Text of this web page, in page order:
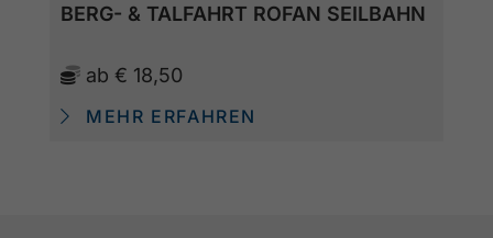
BERG- & TALFAHRT ROFAN SEILBAHN
ab € 18,50
MEHR ERFAHREN